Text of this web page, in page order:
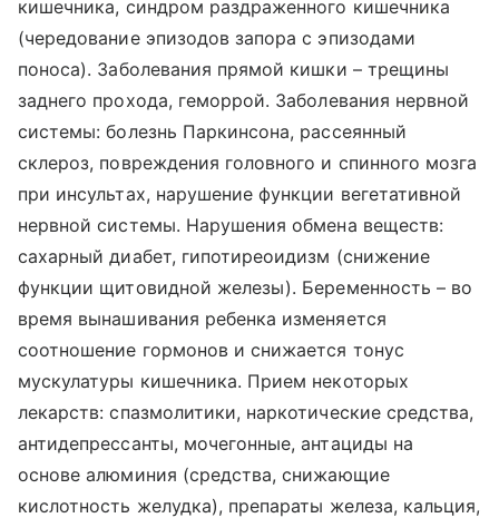
кишечника, синдром раздраженного кишечника
(чередование эпизодов запора с эпизодами
поноса). Заболевания прямой кишки – трещины
заднего прохода, геморрой. Заболевания нервной
системы: болезнь Паркинсона, рассеянный
склероз, повреждения головного и спинного мозга
при инсультах, нарушение функции вегетативной
нервной системы. Нарушения обмена веществ:
сахарный диабет, гипотиреоидизм (снижение
функции щитовидной железы). Беременность – во
время вынашивания ребенка изменяется
соотношение гормонов и снижается тонус
мускулатуры кишечника. Прием некоторых
лекарств: спазмолитики, наркотические средства,
антидепрессанты, мочегонные, антациды на
основе алюминия (средства, снижающие
кислотность желудка), препараты железа, кальция,